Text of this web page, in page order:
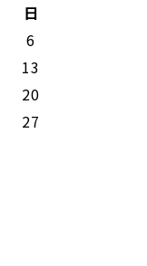
日
6
13
20
27